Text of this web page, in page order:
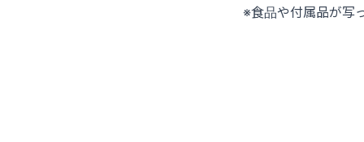
※食品や付属品が写